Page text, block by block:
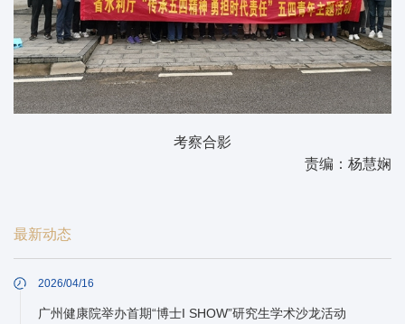
考察合影
责编：杨慧娴
最新动态
2026/04/16
广州健康院举办首期“博士I SHOW”研究生学术沙龙活动